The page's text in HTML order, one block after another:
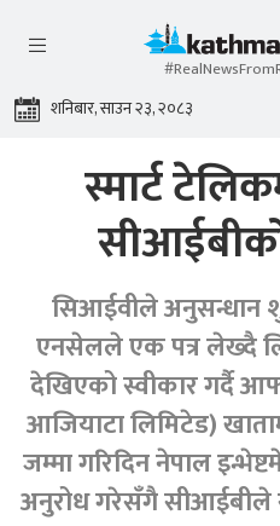
शनिबार, साउन २३, २०८३
स्मार्ट
सिआईवीले अनुसन्धान
एनसेलले एक पत्र लेख्दै
देखिएको स्वीकार गर्दै
आजियाटा लिमिटेड)
जम्मा गरिदिन नेपाल
अनुरोध गरेसँगै सीआईबीले